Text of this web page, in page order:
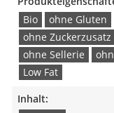
Bio
ohne Gluten
ohne Zuckerzusatz
ohne Sellerie
Low Fat
Inhalt: